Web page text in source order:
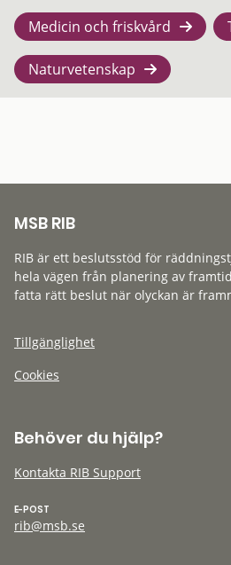
Medicin och friskvård
Naturvetenskap
MSB RIB
RIB är ett beslutsstöd för
hela vägen från planering av
fatta rätt beslut när olyckan är
Tillgänglighet
Cookies
Behöver du hjälp?
Kontakta RIB Support
E-POST
rib@msb.se